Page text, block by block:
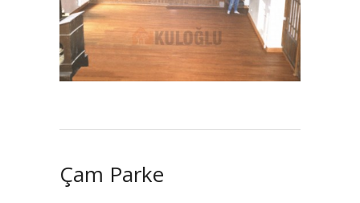
Çam Parke